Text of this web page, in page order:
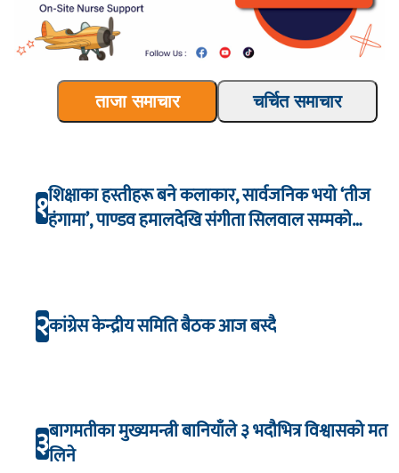
ताजा समाचार चर्चित समाचार
१शिक्षाका हस्तीहरू बने कलाकार, सार्वजनिक भयो ‘तीज
हंगामा’, पाण्डव हमालदेखि संगीता सिलवाल सम्मको
२कांग्रेस केन्द्रीय समिति बैठक आज बस्दै
३बागमतीका मुख्यमन्त्री बानियाँले ३ भदौभित्र विश्वासको मत
लिने